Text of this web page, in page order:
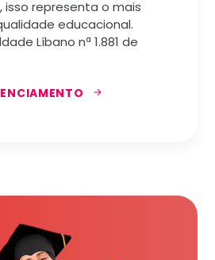
isso representa o mais
educacional.
Líbano nª 1.881 de